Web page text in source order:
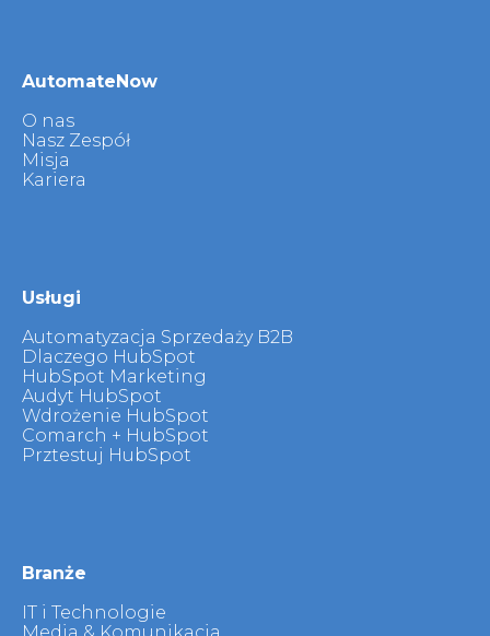
AutomateNow
O nas
Nasz Zespół
Misja
Kariera
Usługi
Automatyzacja Sprzedaży B2B
Dlaczego HubSpot
HubSpot Marketing
Audyt HubSpot
Wdrożenie HubSpot
Comarch + HubSpot
Prztestuj HubSpot
Branże
IT i Technologie